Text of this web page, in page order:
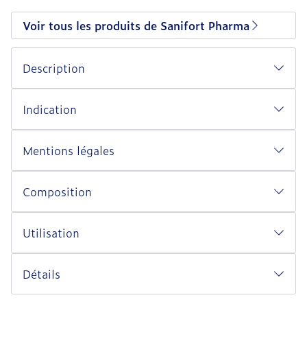
Voir tous les produits de Sanifort Pharma
Description
Indication
Mentions légales
Composition
Utilisation
Détails